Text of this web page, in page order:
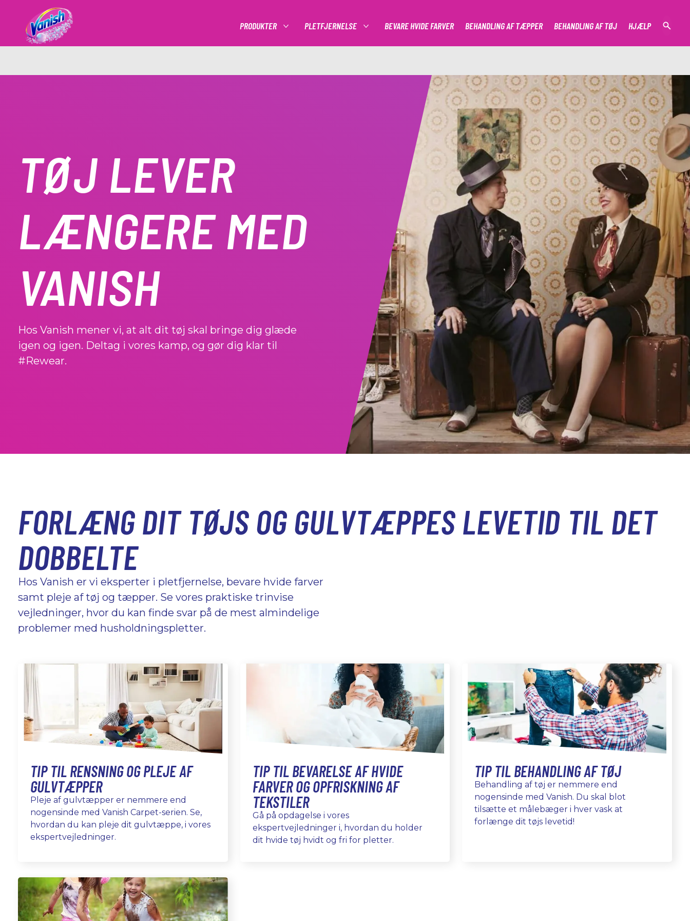
PRODUKTER
FLERE VALG PRODUKTER
PLETFJERNELSE
FLERE VALG PLETFJERNELSE
BEVARE HVIDE FARVER BEHANDLING AF TÆPPER BEHANDLING AF TØJ HJÆLP
TØJ LEVER
LÆNGERE MED
VANISH
Hos Vanish mener vi, at alt dit tøj skal bringe dig glæde
igen og igen. Deltag i vores kamp, og gør dig klar til
#Rewear.
FORLÆNG DIT TØJS OG GULVTÆPPES LEVETID TIL DET
DOBBELTE
Hos Vanish er vi eksperter i pletfjernelse, bevare hvide farver
samt pleje af tøj og tæpper. Se vores praktiske trinvise
vejledninger, hvor du kan finde svar på de mest almindelige
problemer med husholdningspletter.
TIP TIL RENSNING OG PLEJE AF
GULVTÆPPER
Pleje af gulvtæpper er nemmere end
nogensinde med Vanish Carpet-serien. Se,
hvordan du kan pleje dit gulvtæppe, i vores
ekspertvejledninger.
TIP TIL BEVARELSE AF HVIDE
FARVER OG OPFRISKNING AF
TEKSTILER
Gå på opdagelse i vores
ekspertvejledninger i, hvordan du holder
dit hvide tøj hvidt og fri for pletter.
TIP TIL BEHANDLING AF TØJ
Behandling af tøj er nemmere end
nogensinde med Vanish. Du skal blot
tilsætte et målebæger i hver vask at
forlænge dit tøjs levetid!